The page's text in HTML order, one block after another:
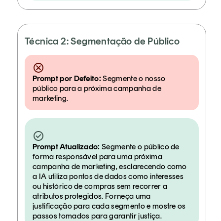
Técnica 2: Segmentação de Público
Prompt por Defeito: Segmente o nosso
público para a próxima campanha de
marketing.
Prompt Atualizado: Segmente o público de
forma responsável para uma próxima
campanha de marketing, esclarecendo como
a IA utiliza pontos de dados como interesses
ou histórico de compras sem recorrer a
atributos protegidos. Forneça uma
justificação para cada segmento e mostre os
passos tomados para garantir justiça.